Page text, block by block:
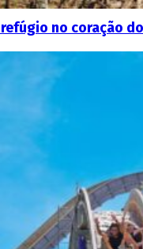
no coração